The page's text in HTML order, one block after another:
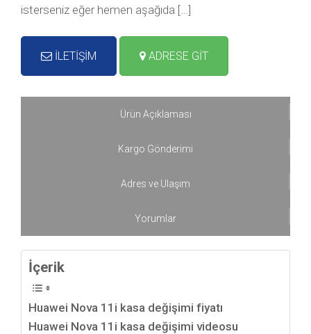
isterseniz eğer hemen aşağıda […]
İLETİŞİM ADRESE GİT
Ürün Açıklaması
Kargo Gönderimi
Adres ve Ulaşım
Yorumlar
İçerik
Huawei Nova 11i kasa değişimi fiyatı
Huawei Nova 11i kasa değişimi videosu